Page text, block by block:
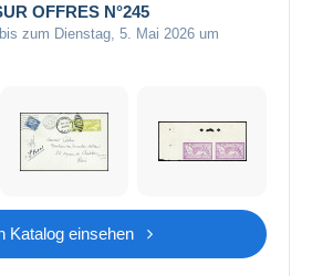
OFFRES N°245
zum Dienstag, 5. Mai 2026 um
Katalog einsehen